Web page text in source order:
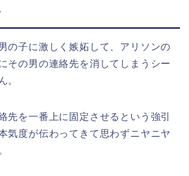
の子に激しく嫉妬して、アリソンの
その男の連絡先を消してしまうシー
。
先を一番上に固定させるという強引
気度が伝わってきて思わずニヤニヤ